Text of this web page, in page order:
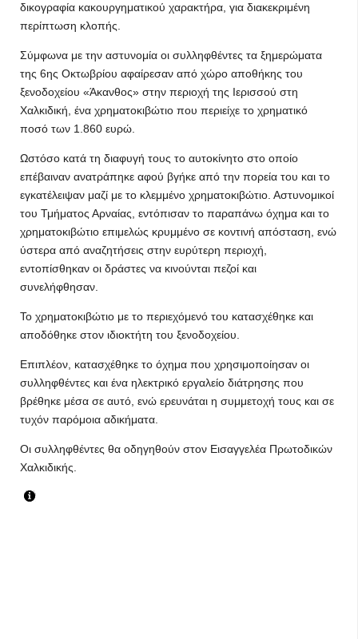
δικογραφία κακουργηματικού χαρακτήρα, για διακεκριμένη
περίπτωση κλοπής.
Σύμφωνα με την αστυνομία οι συλληφθέντες τα ξημερώματα
της 6ης Οκτωβρίου αφαίρεσαν από χώρο αποθήκης του
ξενοδοχείου «Άκανθος» στην περιοχή της Ιερισσού στη
Χαλκιδική, ένα χρηματοκιβώτιο που περιείχε το χρηματικό
ποσό των 1.860 ευρώ.
Ωστόσο κατά τη διαφυγή τους το αυτοκίνητο στο οποίο
επέβαιναν ανατράπηκε αφού βγήκε από την πορεία του και το
εγκατέλειψαν μαζί με το κλεμμένο χρηματοκιβώτιο. Αστυνομικοί
του Τμήματος Αρναίας, εντόπισαν το παραπάνω όχημα και το
χρηματοκιβώτιο επιμελώς κρυμμένο σε κοντινή απόσταση, ενώ
ύστερα από αναζητήσεις στην ευρύτερη περιοχή,
εντοπίσθηκαν οι δράστες να κινούνται πεζοί και
συνελήφθησαν.
Το χρηματοκιβώτιο με το περιεχόμενό του κατασχέθηκε και
αποδόθηκε στον ιδιοκτήτη του ξενοδοχείου.
Επιπλέον, κατασχέθηκε το όχημα που χρησιμοποίησαν οι
συλληφθέντες και ένα ηλεκτρικό εργαλείο διάτρησης που
βρέθηκε μέσα σε αυτό, ενώ ερευνάται η συμμετοχή τους και σε
τυχόν παρόμοια αδικήματα.
Οι συλληφθέντες θα οδηγηθούν στον Εισαγγελέα Πρωτοδικών
Χαλκιδικής.